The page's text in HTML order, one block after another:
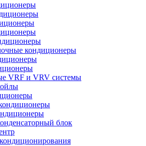
кондиционеры
VRF и VRV системы
блок